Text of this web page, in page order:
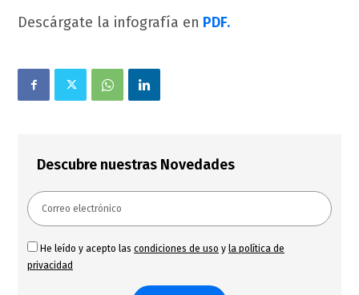
Descárgate la infografía en PDF.
Descubre nuestras Novedades
He leído y acepto las condiciones de uso y la política de
privacidad